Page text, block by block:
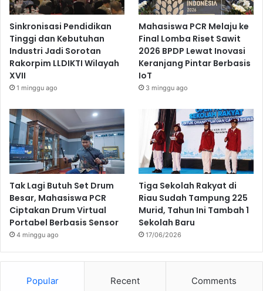
Sinkronisasi Pendidikan
Tinggi dan Kebutuhan
Industri Jadi Sorotan
Rakorpim LLDIKTI Wilayah
XVII
1 minggu ago
Mahasiswa PCR Melaju ke
Final Lomba Riset Sawit
2026 BPDP Lewat Inovasi
Keranjang Pintar Berbasis
IoT
3 minggu ago
Tak Lagi Butuh Set Drum
Besar, Mahasiswa PCR
Ciptakan Drum Virtual
Portabel Berbasis Sensor
4 minggu ago
Tiga Sekolah Rakyat di
Riau Sudah Tampung 225
Murid, Tahun Ini Tambah 1
Sekolah Baru
17/06/2026
Popular Recent Comments